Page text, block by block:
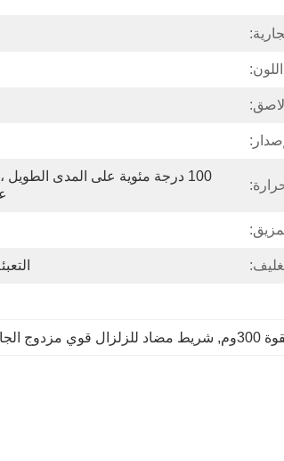
اللون:
لاصق:
, شريط مضاد للزلزال قوي مزدوج